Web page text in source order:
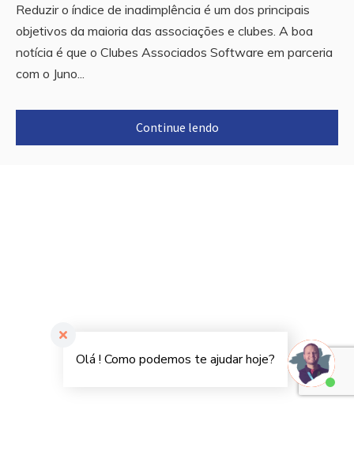
Reduzir o índice de inadimplência é um dos principais
objetivos da maioria das associações e clubes. A boa
notícia é que o Clubes Associados Software em parceria
com o Juno...
Continue lendo